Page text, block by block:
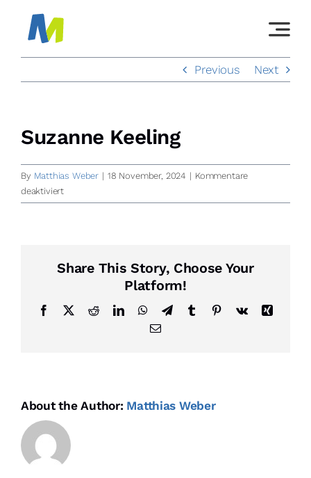
Previous
Next
Suzanne Keeling
By Matthias Weber | 18 November, 2024 | Kommentare
deaktiviertfür
Suzanne
Share This Story, Choose Your
Platform!
Facebook
X RedditLinkedInWhatsApp
TelegramTumblr PinterestVk
Xing
Email
About the Author: Matthias Weber